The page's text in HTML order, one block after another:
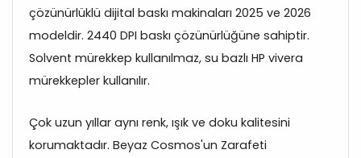
çözünürlüklü dijital baskı makinaları 2025 ve 2026
modeldir. 2440 DPI baskı çözünürlüğüne sahiptir.
Solvent mürekkep kullanılmaz, su bazlı HP vivera
mürekkepler kullanılır.
Çok uzun yıllar aynı renk, ışık ve doku kalitesini
korumaktadır. Beyaz Cosmos'un Zarafeti